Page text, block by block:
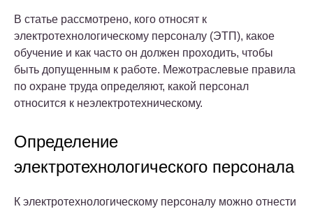
В статье рассмотрено, кого относят к
электротехнологическому персоналу (ЭТП), какое
обучение и как часто он должен проходить, чтобы
быть допущенным к работе. Межотраслевые правила
по охране труда определяют, какой персонал
относится к неэлектротехническому.
Определение
электротехнологического персонала
К электротехнологическому персоналу можно отнести